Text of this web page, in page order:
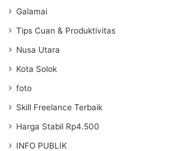
Galamai
Tips Cuan & Produktivitas
Nusa Utara
Kota Solok
foto
Skill Freelance Terbaik
Harga Stabil Rp4.500
INFO PUBLIK